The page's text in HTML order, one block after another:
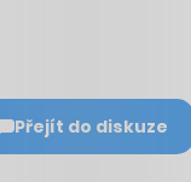
Přejít do diskuze